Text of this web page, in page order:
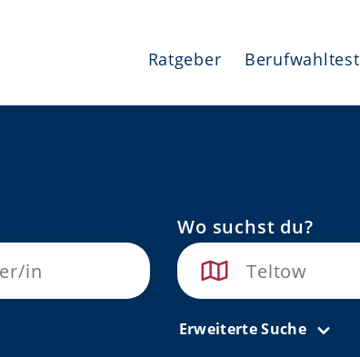
Ratgeber Berufwahltest
Wo suchst du?
Erweiterte Suche